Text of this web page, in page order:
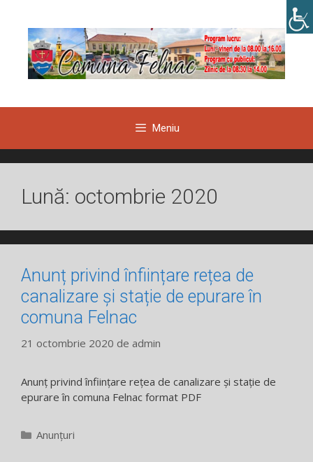
conținut
Meniu
Lună: octombrie 2020
Anunț privind înființare rețea de
canalizare și stație de epurare în
comuna Felnac
21 octombrie 2020 de admin
Anunț privind înființare rețea de canalizare și stație de
epurare în comuna Felnac format PDF
Categorii
Anunțuri